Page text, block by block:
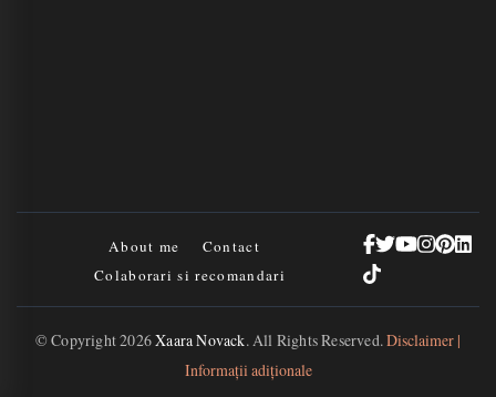
About me
Contact
Colaborari si recomandari
© Copyright 2026Xaara Novack. All Rights Reserved.Disclaimer |
Informații adiționale